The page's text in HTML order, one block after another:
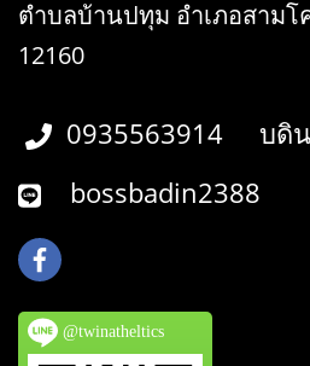
ตำบลบ้านปทุม อำเภอสาม
12160
0935563914 บดิ
bossbadin2388
@twinatheltics